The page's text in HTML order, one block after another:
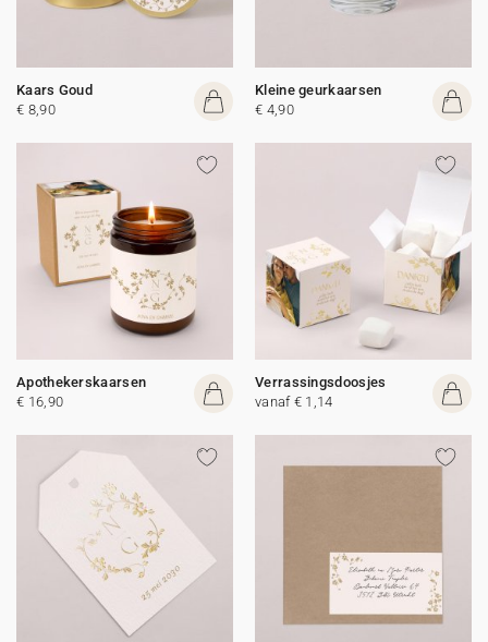
Kaars Goud
€ 8,90
Kleine geurkaarsen
€ 4,90
Apothekerskaarsen
€ 16,90
Verrassingsdoosjes
vanaf € 1,14